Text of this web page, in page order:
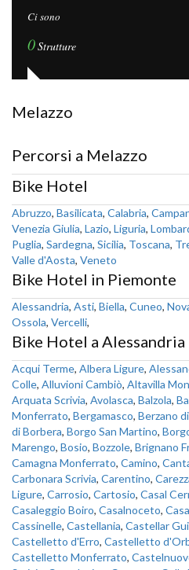
Ci sono
0Strutture
Melazzo
Percorsi a Melazzo
Bike Hotel
Abruzzo, Basilicata, Calabria,
Venezia Giulia, Lazio, Liguria,
Puglia, Sardegna, Sicilia, Toscana,
Valle d'Aosta, Veneto
Bike Hotel in Piemonte
Alessandria, Asti, Biella, Cuneo,
Ossola, Vercelli,
Bike Hotel a Alessandria
Acqui Terme, Albera Ligure,
Colle, Alluvioni Cambiò, Altavilla
Arquata Scrivia, Avolasca, Balzola,
Monferrato, Bergamasco, Berzano
di Borbera, Borgo San Martino,
Marengo, Bosio, Bozzole, Brignano
Camagna Monferrato, Camino,
Carbonara Scrivia, Carentino,
Ligure, Carrosio, Cartosio, Casal
Casaleggio Boiro, Casalnoceto,
Cassinelle, Castellania, Castellar
Castelletto d'Erro, Castelletto
Castelletto Monferrato,